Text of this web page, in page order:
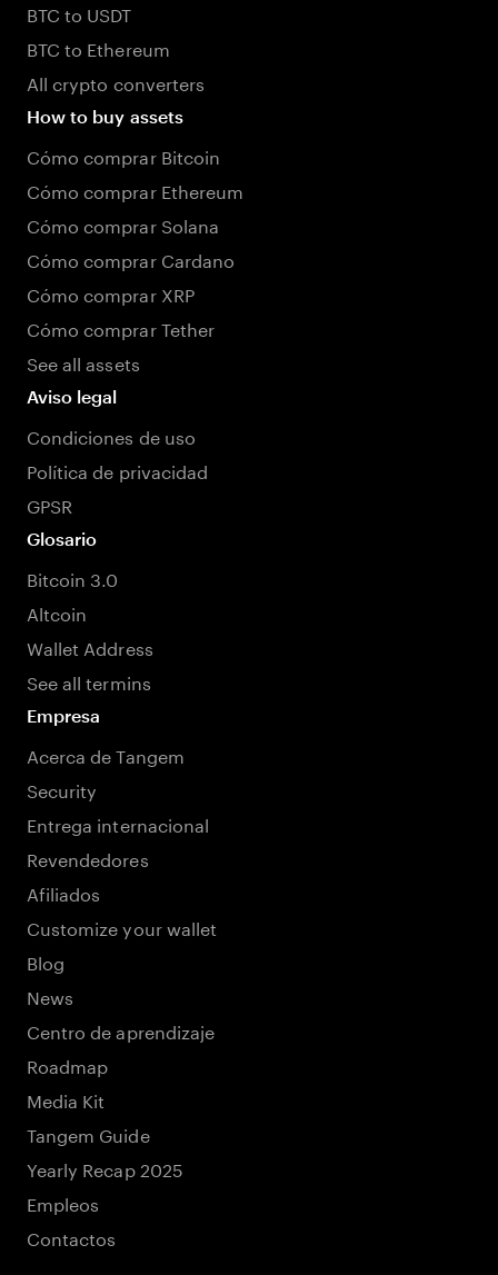
BTC to USDT
BTC to Ethereum
All crypto converters
How to buy assets
Cómo comprar Bitcoin
Cómo comprar Ethereum
Cómo comprar Solana
Cómo comprar Cardano
Cómo comprar XRP
Cómo comprar Tether
See all assets
Aviso legal
Condiciones de uso
Política de privacidad
GPSR
Glosario
Bitcoin 3.0
Altcoin
Wallet Address
See all termins
Empresa
Acerca de Tangem
Security
Entrega internacional
Revendedores
Afiliados
Customize your wallet
Blog
News
Centro de aprendizaje
Roadmap
Media Kit
Tangem Guide
Yearly Recap 2025
Empleos
Contactos